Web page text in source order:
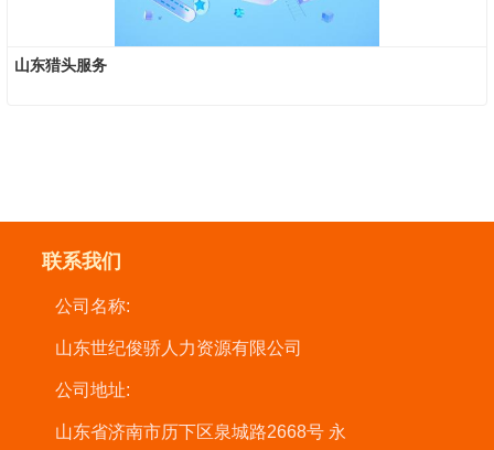
山东猎头服务
联系我们
公司名称:
山东世纪俊骄人力资源有限公司
公司地址:
山东省济南市历下区泉城路2668号 永